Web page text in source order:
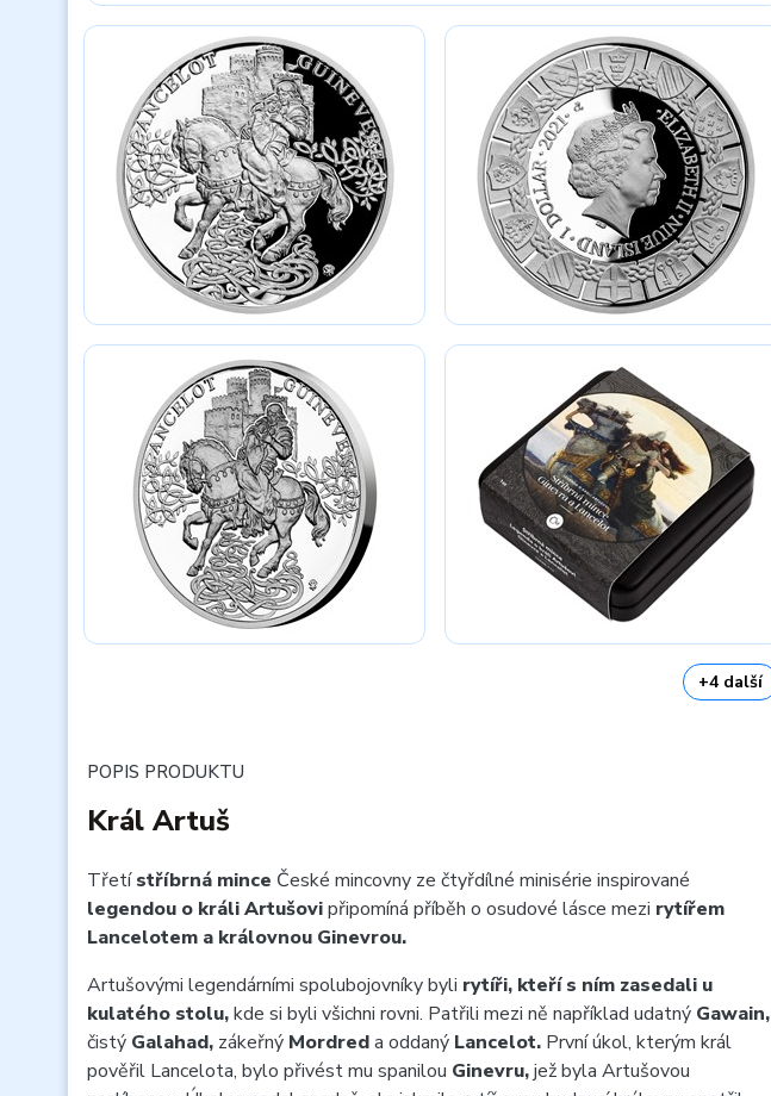
+4 další
POPIS PRODUKTU
Král Artuš
Třetístříbrná mince České mincovny ze čtyřdílné minisérie inspirované
legendou o králi Artušovipřipomíná příběh o osudové lásce mezi rytířem
Lancelotem a královnou Ginevrou.
Artušovými legendárními spolubojovníky byli rytíři, kteří s ním zasedali u
kulatého stolu,kde si byli všichni rovni. Patřili mezi ně například udatný Gawain,
čistý Galahad, zákeřný Mordreda oddaný Lancelot. První úkol, kterým král
pověřil Lancelota, bylo přivést mu spanilou Ginevru,jež byla Artušovou